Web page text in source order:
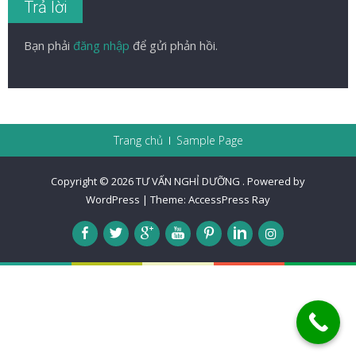
Trả lời
Bạn phải đăng nhập để gửi phản hồi.
Trang chủ Sample Page
Copyright © 2026TƯ VẤN NGHỈ DƯỠNG . Powered by
WordPress | Theme: AccessPress Ray